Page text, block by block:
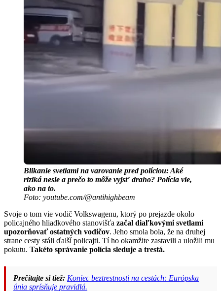
Blikanie svetlami na varovanie pred políciou: Aké
riziká nesie a prečo to môže vyjsť draho? Polícia vie,
ako na to.
Foto: youtube.com/@antihighbeam
Svoje o tom vie vodič Volkswagenu, ktorý po prejazde okolo
policajného hliadkového stanovišťa začal diaľkovými svetlami
upozorňovať ostatných vodičov. Jeho smola bola, že na druhej
strane cesty stáli ďalší policajti. Tí ho okamžite zastavili a uložili mu
pokutu. Takéto správanie polícia sleduje a trestá.
Prečítajte si tiež: Koniec beztrestnosti na cestách: Európska
únia sprísňuje pravidlá.